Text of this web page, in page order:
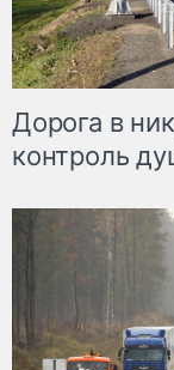
Дорога в
контроль